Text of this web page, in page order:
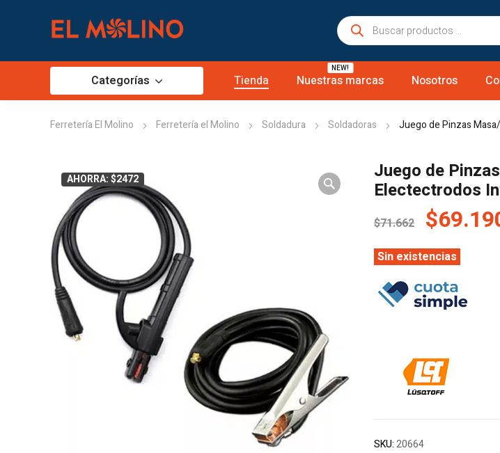
Búsqueda
de
Categorías Tienda Nuestras marcas
NEW!
Nosotros
Ferretería El Molino Ferretería el Molino Soldadura Soldadoras Juego de Pinzas
AHORRA: $2472
Juego de
Electectrodos
$71.662 El
precio
original
era:
$71.662.
$
Sin existencias
SKU:20664